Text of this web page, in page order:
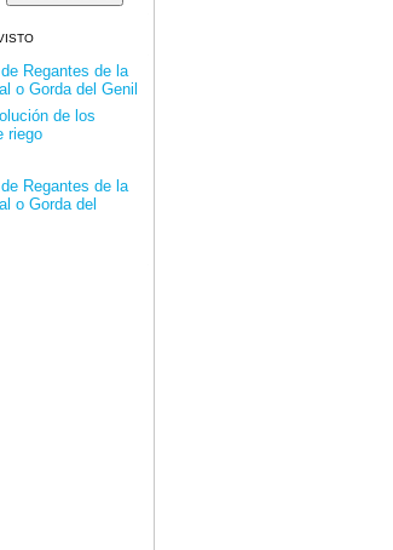
Regantes de la
o Gorda del Genil
de los
riego
Regantes de la
o Gorda del